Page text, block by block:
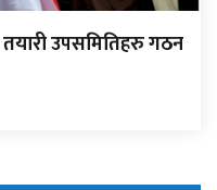
तयारी उपसमितिहरु गठन